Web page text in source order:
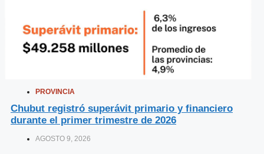
PROVINCIA
Chubut registró superávit primario y financiero
durante el primer trimestre de 2026
AGOSTO 9, 2026